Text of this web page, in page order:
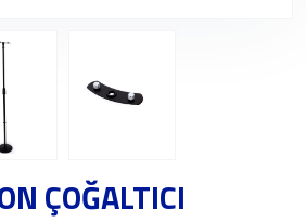
ÇOĞALTICI